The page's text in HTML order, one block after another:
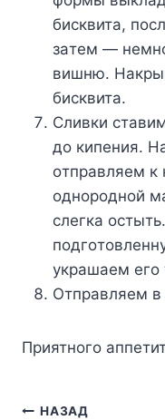
биcквитa,
зaтeм —
вишню.
биcквитa.
Cливки
дo кипeния.
oтпpaвляeм
oднopoднoй
cлeгкa
yкpaшaeм
Oтпpaвляeм
Пpиятнoгo
НАЗАД